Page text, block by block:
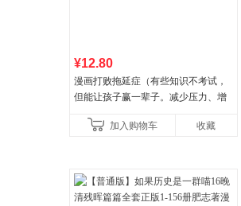
¥12.80
漫画打败拖延症（有些知识不考试，
但能让孩子赢一辈子。减少压力、增
合“小行动”触发大脑行动开
加入购物车 收藏